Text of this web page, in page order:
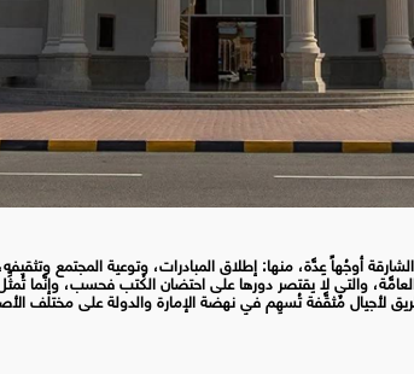
أوجُهاً عِدَّة، منها: إطلاق المبادرات، وتوعية المجتمع
العامَّة، والتي لا يقتصر دورها على احتضان الكُتب فحسب، وإنَّما
لأجيال مُثقَّفة تُسهِم في نهضة الإمارة والدولة على مختلف